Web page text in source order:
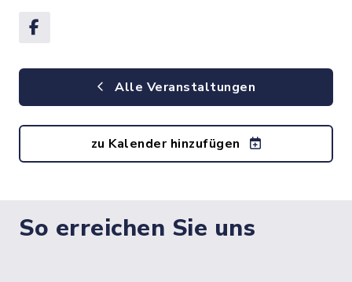
Alle Veranstaltungen
zu Kalender hinzufügen
So erreichen Sie uns